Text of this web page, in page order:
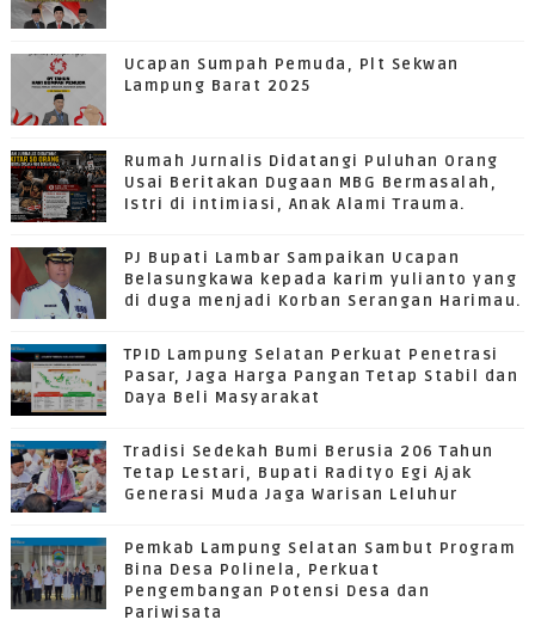
Ucapan Sumpah Pemuda, Plt Sekwan
Lampung Barat 2025
Rumah Jurnalis Didatangi Puluhan Orang
Usai Beritakan Dugaan MBG Bermasalah,
Istri di intimiasi, Anak Alami Trauma.
PJ Bupati Lambar Sampaikan Ucapan
Belasungkawa kepada karim yulianto yang
di duga menjadi Korban Serangan Harimau.
TPID Lampung Selatan Perkuat Penetrasi
Pasar, Jaga Harga Pangan Tetap Stabil dan
Daya Beli Masyarakat
Tradisi Sedekah Bumi Berusia 206 Tahun
Tetap Lestari, Bupati Radityo Egi Ajak
Generasi Muda Jaga Warisan Leluhur
Pemkab Lampung Selatan Sambut Program
Bina Desa Polinela, Perkuat
Pengembangan Potensi Desa dan
Pariwisata